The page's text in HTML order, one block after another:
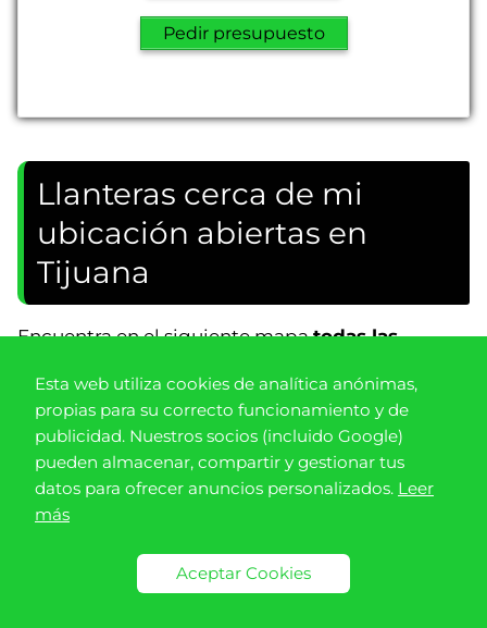
Pedir presupuesto
Llanteras cerca de mi
ubicación abiertas en
Tijuana
Encuentra en el siguiente mapatodas las
vulcanizadoras disponibles en Tijuana :
Esta web utiliza cookies de analítica anónimas,
propias para su correcto funcionamiento y de
publicidad. Nuestros socios (incluido Google)
pueden almacenar, compartir y gestionar tus
datos para ofrecer anuncios personalizados. Leer
más
Aceptar Cookies